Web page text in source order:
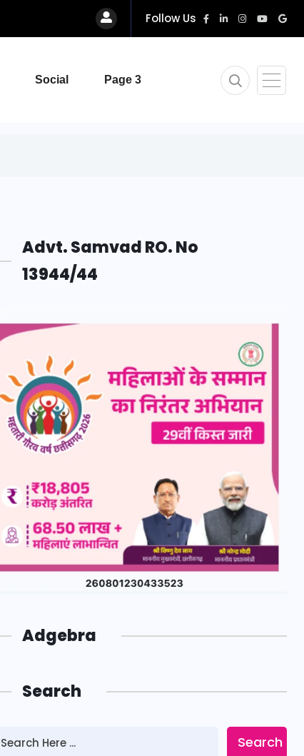
Follow Us
Social Page 3
Advt. Samvad RO. No
13944/44
Adgebra
Search
Search